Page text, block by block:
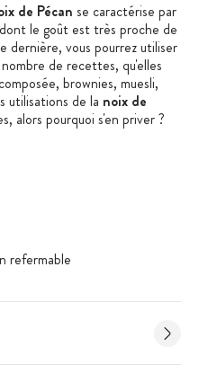
de Pécan se caractérise par
le goût est très proche de
dernière, vous pourrez utiliser
de recettes, qu'elles
brownies, muesli,
utilisations de la noix de
alors pourquoi s'en priver ?
refermable